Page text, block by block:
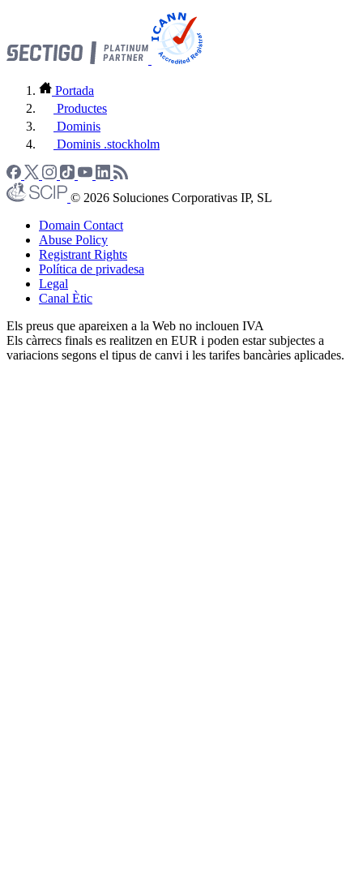
Portada
Productes
Dominis
Dominis .stockholm
© 2026 Soluciones Corporativas IP, SL
Domain Contact
Abuse Policy
Registrant Rights
Política de privadesa
Legal
Canal Ètic
Els preus que apareixen a la Web no inclouen IVA
Els càrrecs finals es realitzen en EUR i poden estar subjectes a
variacions segons el tipus de canvi i les tarifes bancàries aplicades.